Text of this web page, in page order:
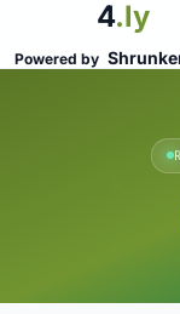
4.ly
Powered by